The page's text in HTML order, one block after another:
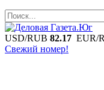
Поиск
USD/RUB 82.17 EUR/
Свежий номер!